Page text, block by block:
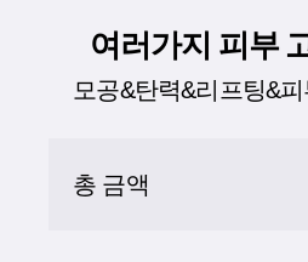
여러가지 피부
모공&탄력&리프팅&
총 금액